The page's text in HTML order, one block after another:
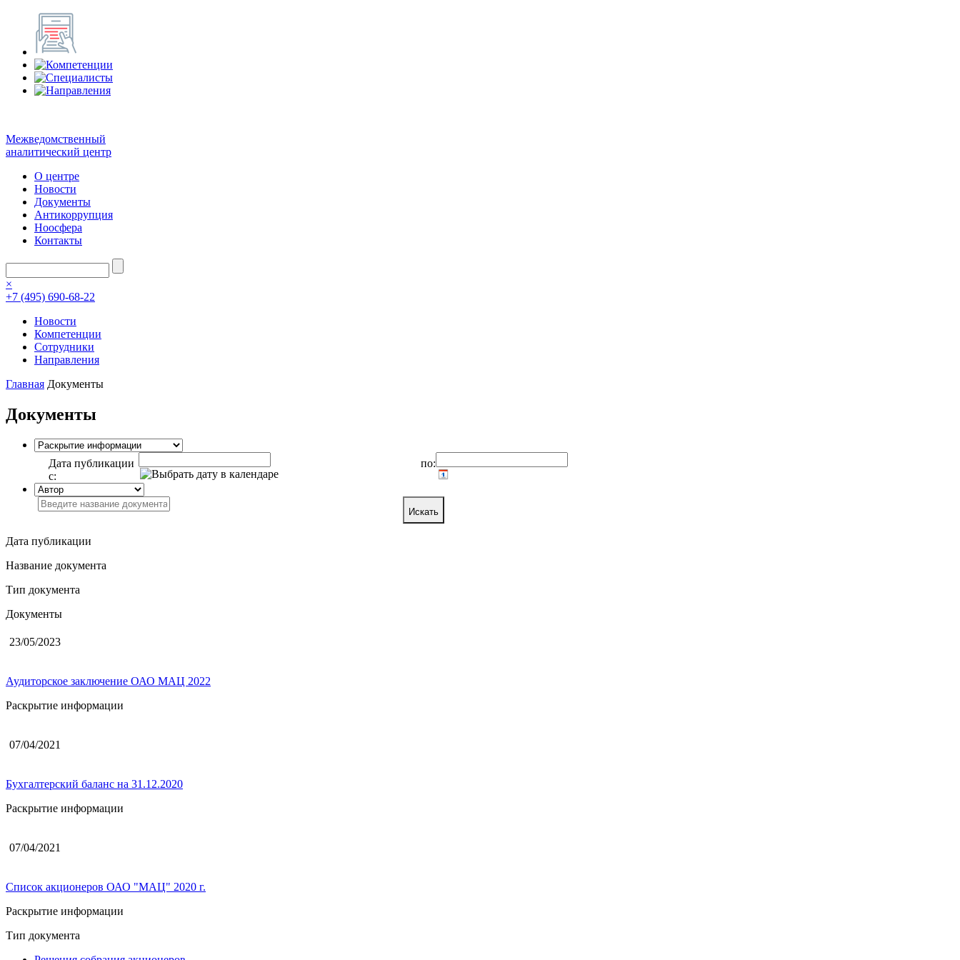
Межведомственный
аналитический центр
О центре
Новости
Документы
Антикоррупция
Ноосфера
Контакты
×
+7 (495) 690-68-22
Новости
Компетенции
Сотрудники
Направления
Главная Документы
Документы
Дата публикации
с:
по:
Искать
Дата публикации
Название документа
Тип документа
Документы
23/05/2023
Аудиторское заключение ОАО МАЦ 2022
Раскрытие информации
07/04/2021
Бухгалтерский баланс на 31.12.2020
Раскрытие информации
07/04/2021
Список акционеров ОАО "МАЦ" 2020 г.
Раскрытие информации
Тип документа